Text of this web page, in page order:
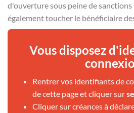
d'ouverture sous peine de
également toucher le bénéficiaire
Vous disposez
Rentrer vos identifiants de
de cette page et cliquer sur
Cliquer sur créances à